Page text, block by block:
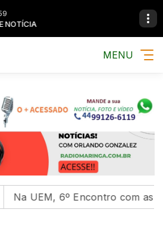
E NOTÍCIA MÚSICA,
MENU
6º Encontro com as